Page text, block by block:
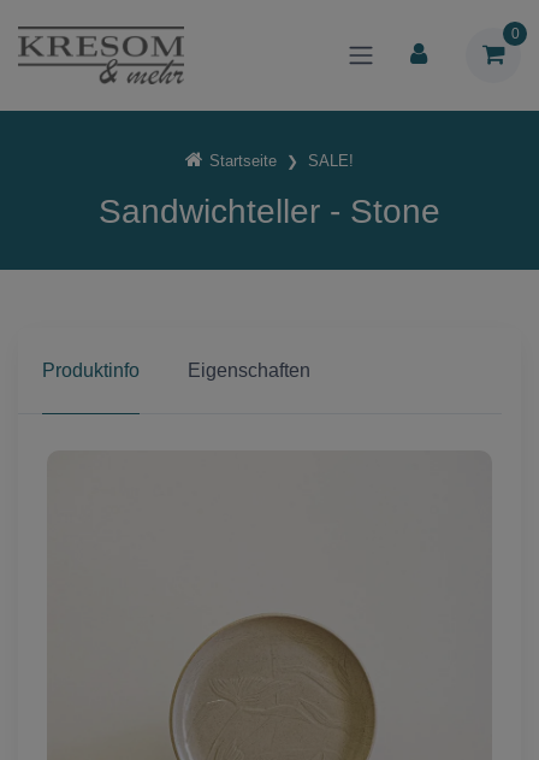
0
Startseite SALE!
Sandwichteller - Stone
Produktinfo Eigenschaften